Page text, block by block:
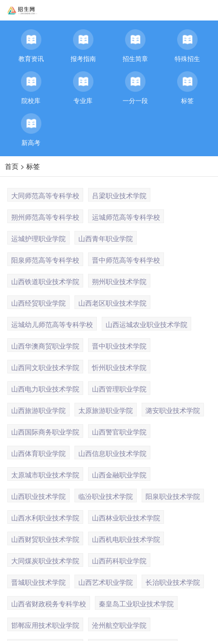
教育资讯 报考指南 招生简章 特殊招生
院校库 专业库 一分一段 标签
新高考
首页 > 标签
大同师范高等专科学校 吕梁职业技术学院
朔州师范高等专科学校 运城师范高等专科学校
运城护理职业学院 山西青年职业学院
阳泉师范高等专科学校 晋中师范高等专科学校
山西铁道职业技术学院 朔州职业技术学院
山西经贸职业学院 山西老区职业技术学院
运城幼儿师范高等专科学校 山西运城农业职业技术学院
山西华澳商贸职业学院 晋中职业技术学院
山西同文职业技术学院 忻州职业技术学院
山西电力职业技术学院 山西管理职业学院
山西旅游职业学院 太原旅游职业学院 潞安职业技术学院
山西国际商务职业学院 山西警官职业学院
山西体育职业学院 山西信息职业技术学院
太原城市职业技术学院 山西金融职业学院
山西职业技术学院 临汾职业技术学院 阳泉职业技术学院
山西水利职业技术学院 山西林业职业技术学院
山西财贸职业技术学院 山西机电职业技术学院
大同煤炭职业技术学院 山西药科职业学院
晋城职业技术学院 山西艺术职业学院 长治职业技术学院
山西省财政税务专科学校 秦皇岛工业职业技术学院
邯郸应用技术职业学院 沧州航空职业学院